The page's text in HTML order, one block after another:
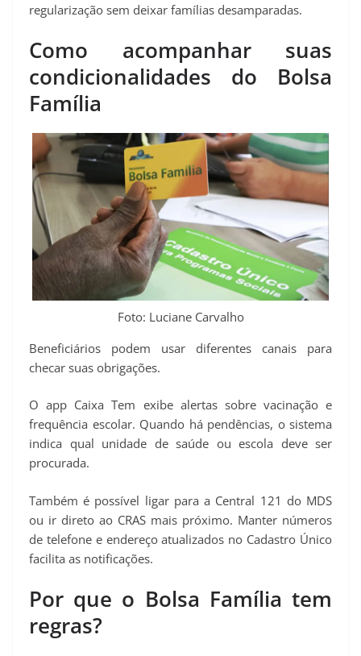
regularização sem deixar famílias desamparadas.
Como acompanhar suas
condicionalidades do Bolsa
Família
Foto: Luciane Carvalho
Beneficiários podem usar diferentes canais para
checar suas obrigações.
O app Caixa Tem exibe alertas sobre vacinação e
frequência escolar. Quando há pendências, o sistema
indica qual unidade de saúde ou escola deve ser
procurada.
Também é possível ligar para a Central 121 do MDS
ou ir direto ao CRAS mais próximo. Manter números
de telefone e endereço atualizados no Cadastro Único
facilita as notificações.
Por que o Bolsa Família tem
regras?